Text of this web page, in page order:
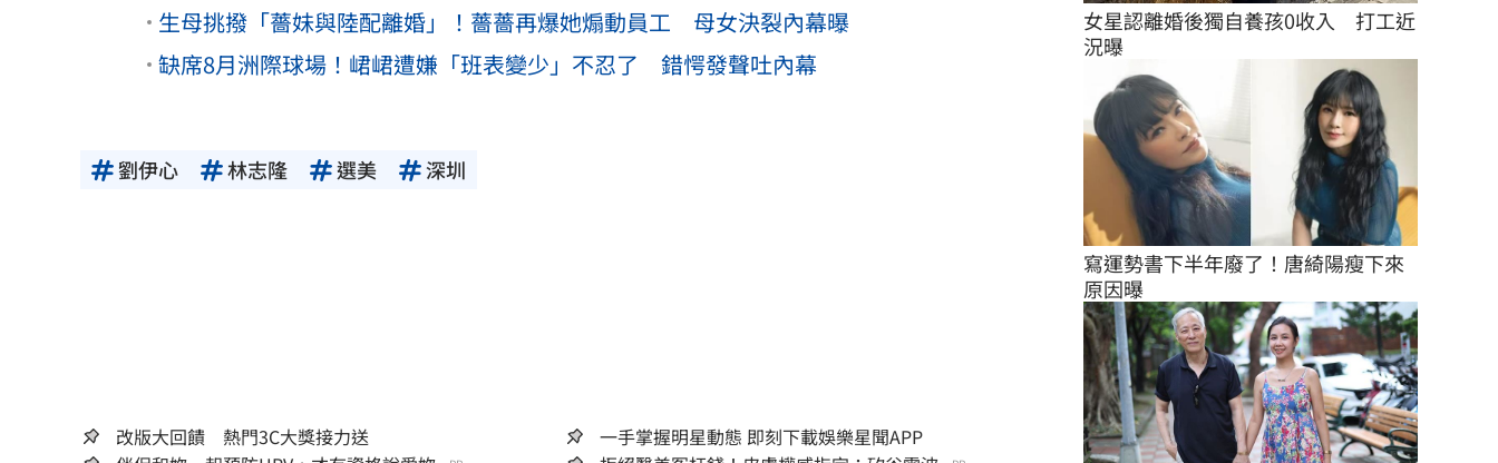
生母挑撥「薔妹與陸配離婚」！薔薔再爆她煽動員工 母女決裂內幕曝
缺席8月洲際球場！峮峮遭嫌「班表變少」不忍了 錯愕發聲吐內幕
劉伊心 林志隆 選美 深圳
改版大回饋 熱門3C大獎接力送
一手掌握明星動態 即刻下載娛樂星聞APP
女星認離婚後獨自養孩0收入　打工近
況曝
寫運勢書下半年廢了！唐綺陽瘦下來
原因曝